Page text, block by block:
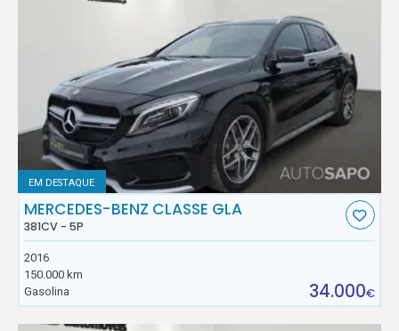
EM DESTAQUE
MERCEDES-BENZ CLASSE GLA
381CV - 5P
2016
150.000 km
Gasolina
34.000€